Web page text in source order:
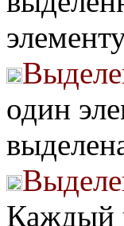
один
Каждый